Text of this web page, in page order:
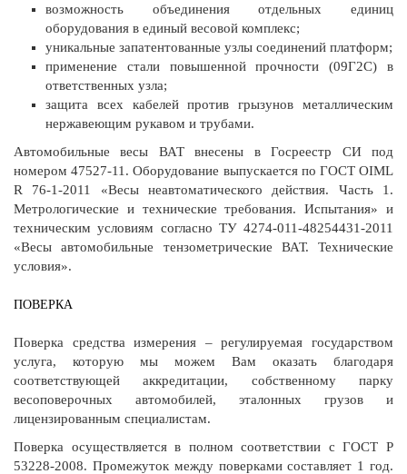
возможность объединения отдельных единиц
оборудования в единый весовой комплекс;
уникальные запатентованные узлы соединений платформ;
применение стали повышенной прочности (09Г2С) в
ответственных узла;
защита всех кабелей против грызунов металлическим
нержавеющим рукавом и трубами.
Автомобильные весы ВАТ внесены в Госреестр СИ под
номером 47527-11. Оборудование выпускается по ГОСТ OIML
R 76-1-2011 «Весы неавтоматического действия. Часть 1.
Метрологические и технические требования. Испытания» и
техническим условиям согласно ТУ 4274-011-48254431-2011
«Весы автомобильные тензометрические ВАТ. Технические
условия».
ПОВЕРКА
Поверка средства измерения – регулируемая государством
услуга, которую мы можем Вам оказать благодаря
соответствующей аккредитации, собственному парку
весоповерочных автомобилей, эталонных грузов и
лицензированным специалистам.
Поверка осуществляется в полном соответствии с ГОСТ Р
53228-2008. Промежуток между поверками составляет 1 год.